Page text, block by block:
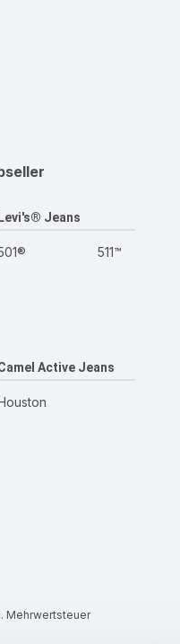
Levi's® Jeans
511™
Active Jeans
Mehrwertsteuer